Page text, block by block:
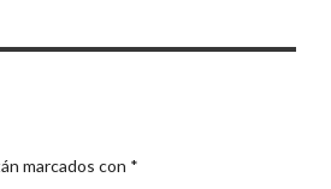
marcados con *